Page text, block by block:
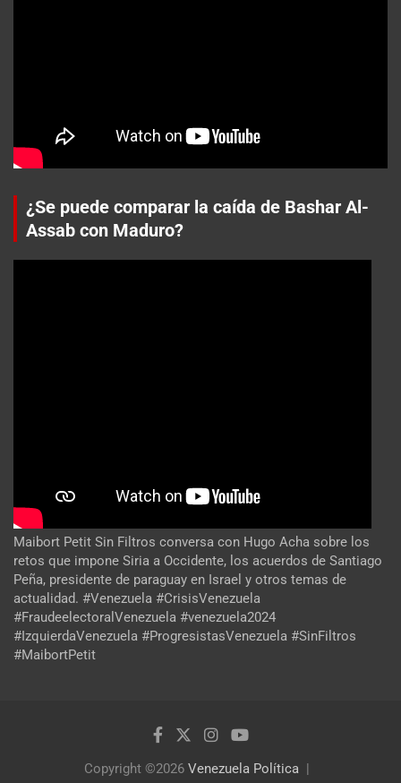
¿Se puede comparar la caída de Bashar Al-
Assab con Maduro?
Maibort Petit Sin Filtros conversa con Hugo Acha sobre los
retos que impone Siria a Occidente, los acuerdos de Santiago
Peña, presidente de paraguay en Israel y otros temas de
actualidad. #Venezuela #CrisisVenezuela
#FraudeelectoralVenezuela #venezuela2024
#IzquierdaVenezuela #ProgresistasVenezuela #SinFiltros
#MaibortPetit
Copyright ©2026 Venezuela Política